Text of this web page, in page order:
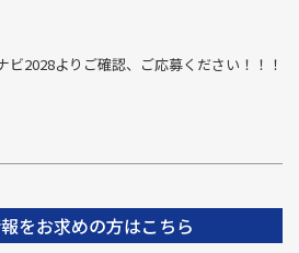
2028よりご確認、ご応募ください！！！
をお求めの方はこちら